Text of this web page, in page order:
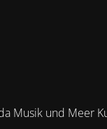
Musik und Meer